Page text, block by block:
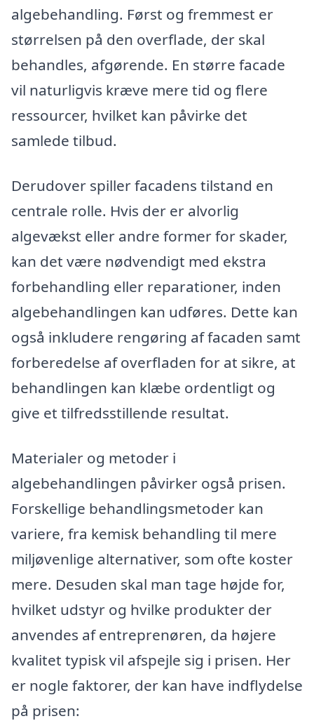
algebehandling. Først og fremmest er
størrelsen på den overflade, der skal
behandles, afgørende. En større facade
vil naturligvis kræve mere tid og flere
ressourcer, hvilket kan påvirke det
samlede tilbud.
Derudover spiller facadens tilstand en
centrale rolle. Hvis der er alvorlig
algevækst eller andre former for skader,
kan det være nødvendigt med ekstra
forbehandling eller reparationer, inden
algebehandlingen kan udføres. Dette kan
også inkludere rengøring af facaden samt
forberedelse af overfladen for at sikre, at
behandlingen kan klæbe ordentligt og
give et tilfredsstillende resultat.
Materialer og metoder i
algebehandlingen påvirker også prisen.
Forskellige behandlingsmetoder kan
variere, fra kemisk behandling til mere
miljøvenlige alternativer, som ofte koster
mere. Desuden skal man tage højde for,
hvilket udstyr og hvilke produkter der
anvendes af entreprenøren, da højere
kvalitet typisk vil afspejle sig i prisen. Her
er nogle faktorer, der kan have indflydelse
på prisen: